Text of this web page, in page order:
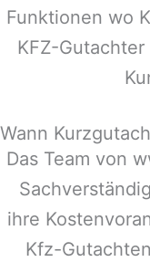
Funktionen wo
KFZ-Gutachter
Wann
Das Team von
ihre
Kfz-